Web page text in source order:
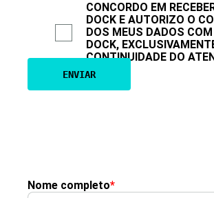
CONCORDO EM
DOCK E AUTORIZO O
DOS MEUS DADOS
DOCK,
CONTINUIDADE DO
Nome completo*